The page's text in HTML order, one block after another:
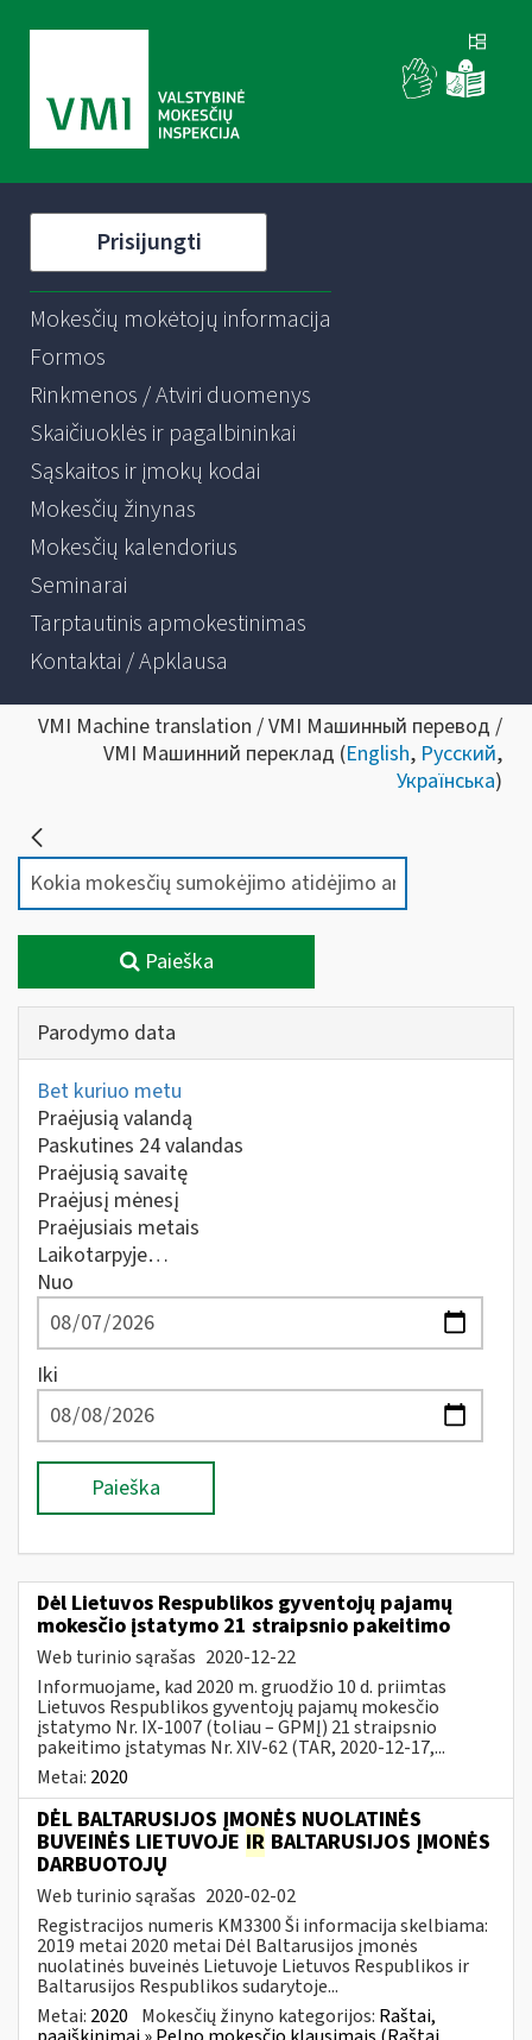
Prisijungti
Mokesčių mokėtojų informacija
Formos
Rinkmenos / Atviri duomenys
Skaičiuoklės ir pagalbininkai
Sąskaitos ir įmokų kodai
Mokesčių žinynas
Mokesčių kalendorius
Seminarai
Tarptautinis apmokestinimas
Kontaktai / Apklausa
VMI Machine translation / VMI Машинный перевод /
VMI Машинний переклад (English, Русский,
Українська)
Paieška
Parodymo data
Bet kuriuo metu
Praėjusią valandą
Paskutines 24 valandas
Praėjusią savaitę
Praėjusį mėnesį
Praėjusiais metais
Laikotarpyje…
Nuo
Iki
Paieška
Dėl Lietuvos Respublikos gyventojų pajamų
mokesčio įstatymo 21 straipsnio pakeitimo
Web turinio sąrašas 2020-12-22
Informuojame, kad 2020 m. gruodžio 10 d. priimtas
Lietuvos Respublikos gyventojų pajamų mokesčio
įstatymo Nr. IX-1007 (toliau – GPMĮ) 21 straipsnio
pakeitimo įstatymas Nr. XIV-62 (TAR, 2020-12-17,...
Metai: 2020
DĖL BALTARUSIJOS ĮMONĖS NUOLATINĖS
BUVEINĖS LIETUVOJE IR BALTARUSIJOS ĮMONĖS
DARBUOTOJŲ
Web turinio sąrašas 2020-02-02
Registracijos numeris KM3300 Ši informacija skelbiama:
2019 metai 2020 metai Dėl Baltarusijos įmonės
nuolatinės buveinės Lietuvoje Lietuvos Respublikos ir
Baltarusijos Respublikos sudarytoje...
Metai: 2020 Mokesčių žinyno kategorijos: Raštai,